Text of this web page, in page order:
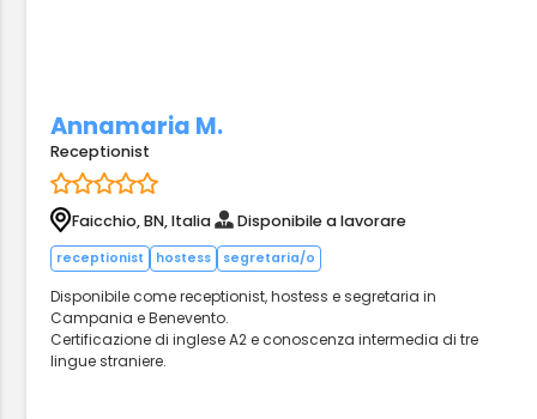
Annamaria M.
Receptionist
Faicchio, BN, Italia Disponibile a lavorare
receptionist hostess segretaria/o
Disponibile come receptionist, hostess e segretaria in
Campania e Benevento.
Certificazione di inglese A2 e conoscenza intermedia di tre
lingue straniere.